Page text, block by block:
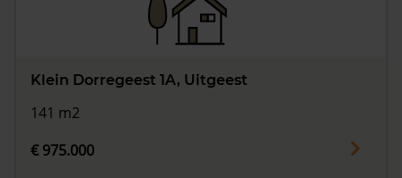
Klein Dorregeest 1A, Uitgeest
141 m2
€ 975.000